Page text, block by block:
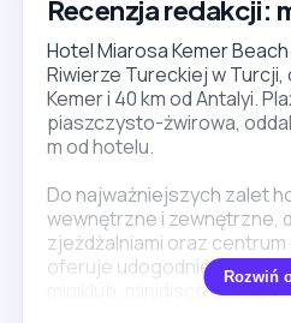
Recenzja redakcji:
Hotel Miarosa Kemer
Riwierze Tureckiej w Turcji,
Kemer i 40 km od Antalyi.
piaszczysto-żwirowa,
m od hotelu.
Do najważniejszych zalet
wewnętrzne i zewnętrzne,
zjeżdżalniami oraz
oferuje udogodnienia dla
miniklub, minidisco, plac
Rozwiń